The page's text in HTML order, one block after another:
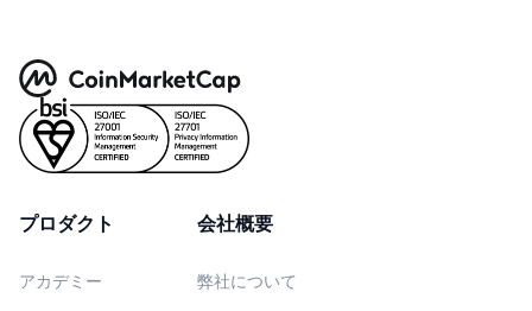
プロダクト
アカデミー
会社概要
弊社について